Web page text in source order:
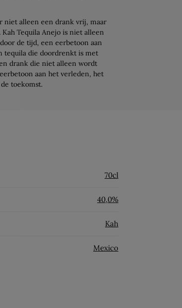
niet alleen een drank vrij, maar
Tequila Anejo is niet alleen
de tijd, een eerbetoon aan
tequila die doordrenkt is met
drank die niet alleen wordt
aan het verleden, het
toekomst.
70cl
40,0%
Kah
Mexico